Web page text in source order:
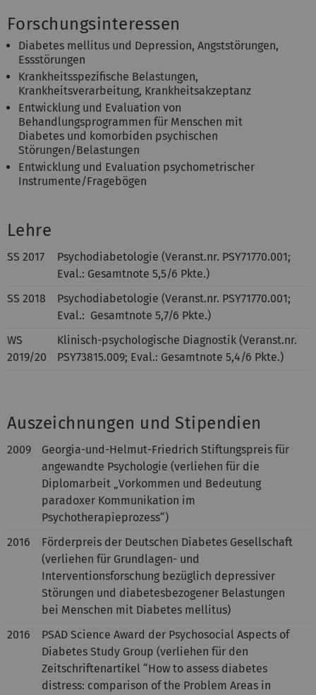
Forschungsinteressen
Diabetes mellitus und Depression, Angststörungen,
Essstörungen
Krankheitsspezifische Belastungen,
Krankheitsverarbeitung, Krankheitsakzeptanz
Entwicklung und Evaluation von
Behandlungsprogrammen für Menschen mit
Diabetes und komorbiden psychischen
Störungen/Belastungen
Entwicklung und Evaluation psychometrischer
Instrumente/Fragebögen
Lehre
SS 2017
Psychodiabetologie (Veranst.nr. PSY71770.001;
Eval.: Gesamtnote 5,5/6 Pkte.)
SS 2018
Psychodiabetologie (Veranst.nr. PSY71770.001;
Eval.: Gesamtnote 5,7/6 Pkte.)
WS
2019/20
Klinisch-psychologische Diagnostik (Veranst.nr.
PSY73815.009; Eval.: Gesamtnote 5,4/6 Pkte.)
Auszeichnungen und Stipendien
2009
Georgia-und-Helmut-Friedrich Stiftungspreis für
angewandte Psychologie (verliehen für die
Diplomarbeit „Vorkommen und Bedeutung
paradoxer Kommunikation im
Psychotherapieprozess“)
2016
Förderpreis der Deutschen Diabetes Gesellschaft
(verliehen für Grundlagen- und
Interventionsforschung bezüglich depressiver
Störungen und diabetesbezogener Belastungen
bei Menschen mit Diabetes mellitus)
2016
PSAD Science Award der Psychosocial Aspects of
Diabetes Study Group (verliehen für den
Zeitschriftenartikel “How to assess diabetes
distress: comparison of the Problem Areas in